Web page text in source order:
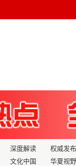
深度解读
权威发布
文化中国
华夏视野